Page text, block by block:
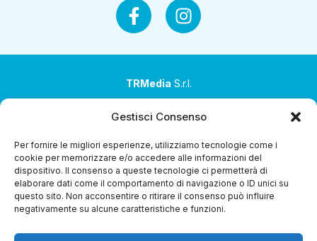
Gestisci Consenso
Per fornire le migliori esperienze, utilizziamo tecnologie come i
cookie per memorizzare e/o accedere alle informazioni del
dispositivo. Il consenso a queste tecnologie ci permetterà di
elaborare dati come il comportamento di navigazione o ID unici su
questo sito. Non acconsentire o ritirare il consenso può influire
negativamente su alcune caratteristiche e funzioni.
TRMedia S.r.l.
coordinamento da parte di Coop Alleanza 3.0 Soc. Coop.
Sede legale: via Ragazzi del ’99 nr. 51 42124 Reggio Emilia
(RE)
P.Iva 00651840365